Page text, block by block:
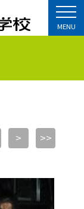
MENU
> >>